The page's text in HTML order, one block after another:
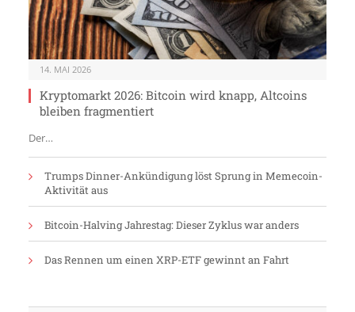
14. MAI 2026
Kryptomarkt 2026: Bitcoin wird knapp, Altcoins
bleiben fragmentiert
Der…
Trumps Dinner-Ankündigung löst Sprung in Memecoin-
Aktivität aus
Bitcoin-Halving Jahrestag: Dieser Zyklus war anders
Das Rennen um einen XRP-ETF gewinnt an Fahrt